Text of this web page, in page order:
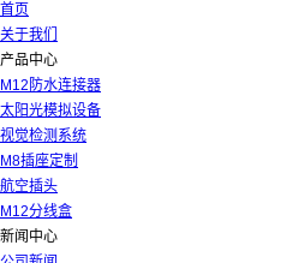
首页
关于我们
产品中心
M12防水连接器
太阳光模拟设备
视觉检测系统
M8插座定制
航空插头
M12分线盒
新闻中心